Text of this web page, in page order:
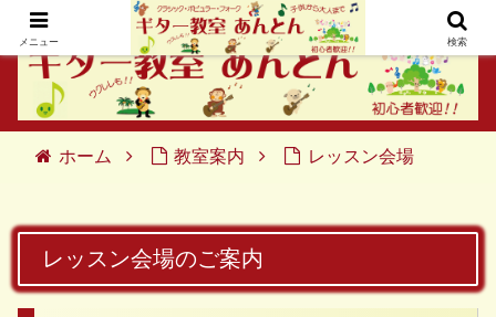
ホーム 教室案内 レッスン会場
レッスン会場のご案内
メニュー 検索